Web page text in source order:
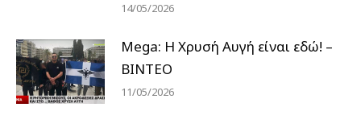
14/05/2026
Mega: Η Χρυσή Αυγή είναι εδώ! –
ΒΙΝΤΕΟ
11/05/2026